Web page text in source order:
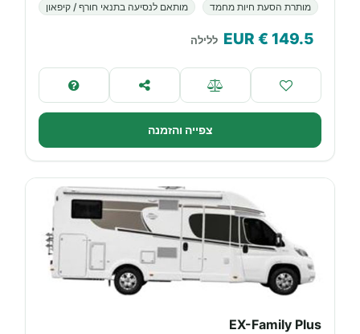
מותרת הסעת חיות מחמד
מותאם לנסיעה בתנאי חורף / קיפאון
149.5
€ EUR ללילה
צפייה והזמנה
EX-Family Plus